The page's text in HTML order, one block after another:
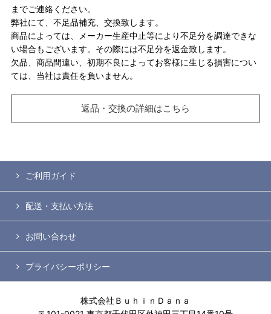
までご連絡ください。
弊社にて、不足品補充、交換致します。
商品によっては、メーカー生産中止等により不足分を調達できな
い場合もございます。その際には不足分を返金致します。
欠品、商品間違い、初期不良によってお客様に生じる損害につい
ては、当社は責任を負いません。
返品・交換の詳細はこちら
ご利用ガイド
配送・支払い方法
お問い合わせ
プライバシーポリシー
株式会社ＢｕｈｉｎＤａｎａ